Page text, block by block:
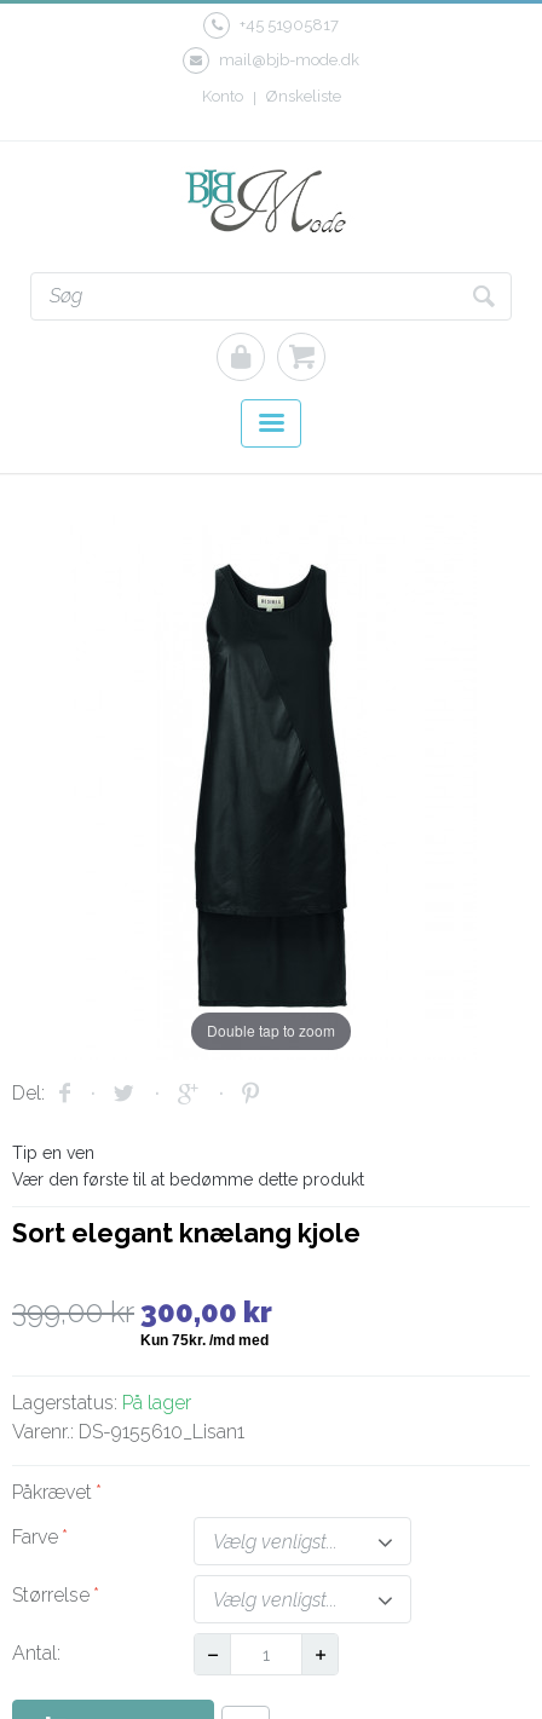
+45 51905817
mail@bjb-mode.dk
Konto
Ønskeliste
Double tap to zoom
Del:
Tip en ven
Vær den første til at bedømme dette produkt
Sort elegant knælang kjole
399,00 kr300,00 kr
Lagerstatus: På lager
Varenr.: DS-9155610_Lisan1
Påkrævet
Farve
Vælg venligst...
Størrelse Vælg venligst...
Antal: